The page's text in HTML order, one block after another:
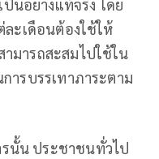
นอย่างแท้จริง โดย
ละเดือนต้องใช้ให้
มารถสะสมไปใช้ใน
ารบรรเทาภาระตาม
นั้น ประชาชนทั่วไป